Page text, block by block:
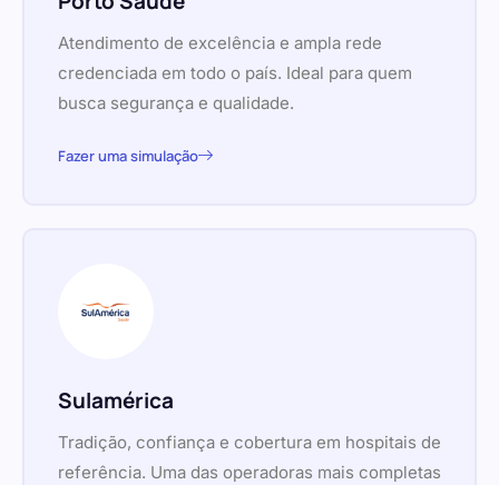
Atendimento de excelência e ampla rede
credenciada em todo o país. Ideal para quem
busca segurança e qualidade.
Fazer uma simulação
Sulamérica
Tradição, confiança e cobertura em hospitais de
referência. Uma das operadoras mais completas